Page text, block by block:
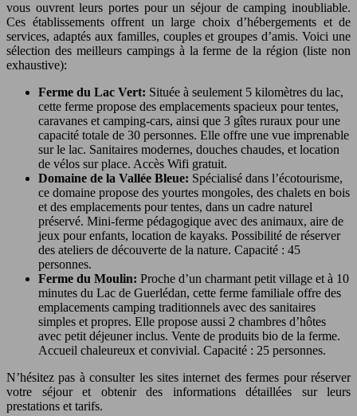
vous ouvrent leurs portes pour un séjour de camping inoubliable.
Ces établissements offrent un large choix d’hébergements et de
services, adaptés aux familles, couples et groupes d’amis. Voici une
sélection des meilleurs campings à la ferme de la région (liste non
exhaustive):
Ferme du Lac Vert: Située à seulement 5 kilomètres du lac,
cette ferme propose des emplacements spacieux pour tentes,
caravanes et camping-cars, ainsi que 3 gîtes ruraux pour une
capacité totale de 30 personnes. Elle offre une vue imprenable
sur le lac. Sanitaires modernes, douches chaudes, et location
de vélos sur place. Accès Wifi gratuit.
Domaine de la Vallée Bleue: Spécialisé dans l’écotourisme,
ce domaine propose des yourtes mongoles, des chalets en bois
et des emplacements pour tentes, dans un cadre naturel
préservé. Mini-ferme pédagogique avec des animaux, aire de
jeux pour enfants, location de kayaks. Possibilité de réserver
des ateliers de découverte de la nature. Capacité : 45
personnes.
Ferme du Moulin: Proche d’un charmant petit village et à 10
minutes du Lac de Guerlédan, cette ferme familiale offre des
emplacements camping traditionnels avec des sanitaires
simples et propres. Elle propose aussi 2 chambres d’hôtes
avec petit déjeuner inclus. Vente de produits bio de la ferme.
Accueil chaleureux et convivial. Capacité : 25 personnes.
N’hésitez pas à consulter les sites internet des fermes pour réserver
votre séjour et obtenir des informations détaillées sur leurs
prestations et tarifs.